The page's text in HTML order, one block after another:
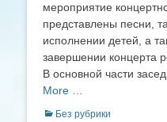
мероприятие
представлены песни,
исполнении детей, а
завершении концерта
В основной части
More …
Categories
Без рубрики